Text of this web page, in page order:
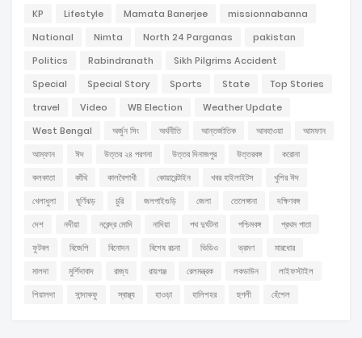
KP Lifestyle Mamata Banerjee
missionnabanna
National
Nimta North 24 Parganas
pakistan
Politics
Rabindranath
Sikh Pilgrims Accident
Special
Special Story Sports State
Top Stories
travel
Video WB Election
Weather Update
West Bengal
অর্জুন সিং অর্থনীতি আন্তর্জাতিক আবহাওয়া
আমফান
আম্ফান
ঈদ উত্তর ২৪ পরগনা উত্তর দিনাজপুর উত্তরবঙ্গ
করোনা
কলকাতা
কাঁথি কালবৈশাখী কোয়ারেন্টাইন খবর হাইলাইটস
খুশির ঈদ
খেলাধুলা
ঘূর্ণিঝড় চুরি জলপাইগুড়ি জেলা তেলেঙ্গানা
দক্ষিণবঙ্গ
দেশ
নদীয়া নরেন্দ্র মোদি নাদিয়া পথ দুর্ঘটনা পশ্চিমবঙ্গ
প্রথম পাতা
ফুটবল
বিজেপি বিনোদন বিশেষ রচনা ভিডিও ভ্রমণ
মারধোর
মালদা
মুর্শিদাবাদ রাজ্য রায়গঞ্জ রেলমন্ত্রক লকডাউন
লাইফস্টাইল
শিয়ালদা
সান্দাকফু স্বাস্থ্য হাওড়া হালিশহর হুগলী হেঁশেল